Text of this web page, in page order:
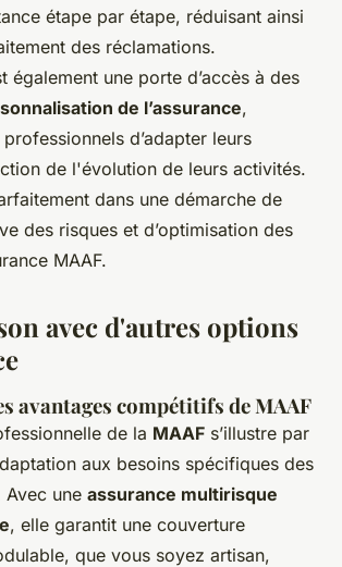
étape par étape, réduisant ainsi
des réclamations.
également une porte d’accès à des
de l’assurance,
d’adapter leurs
de l'évolution de leurs activités.
dans une démarche de
des risques et d’optimisation des
MAAF.
avec d'autres options
avantages compétitifs de MAAF
de la MAAF s’illustre par
aux besoins spécifiques des
Avec une assurance multirisque
, elle garantit une couverture
que vous soyez artisan,